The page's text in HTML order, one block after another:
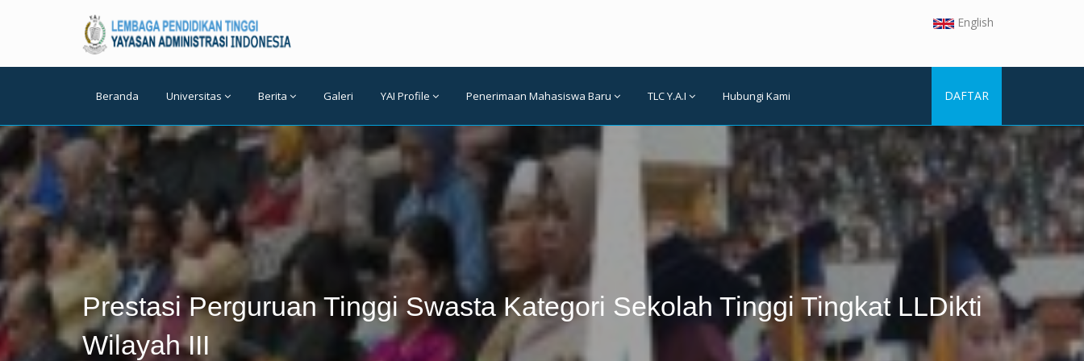
English
Beranda Universitas Berita Galeri YAI Profile Penerimaan Mahasiswa Baru TLC Y.A.I Hubungi Kami DAFTAR
Prestasi Perguruan Tinggi Swasta Kategori Sekolah Tinggi Tingkat LLDikti
Wilayah III